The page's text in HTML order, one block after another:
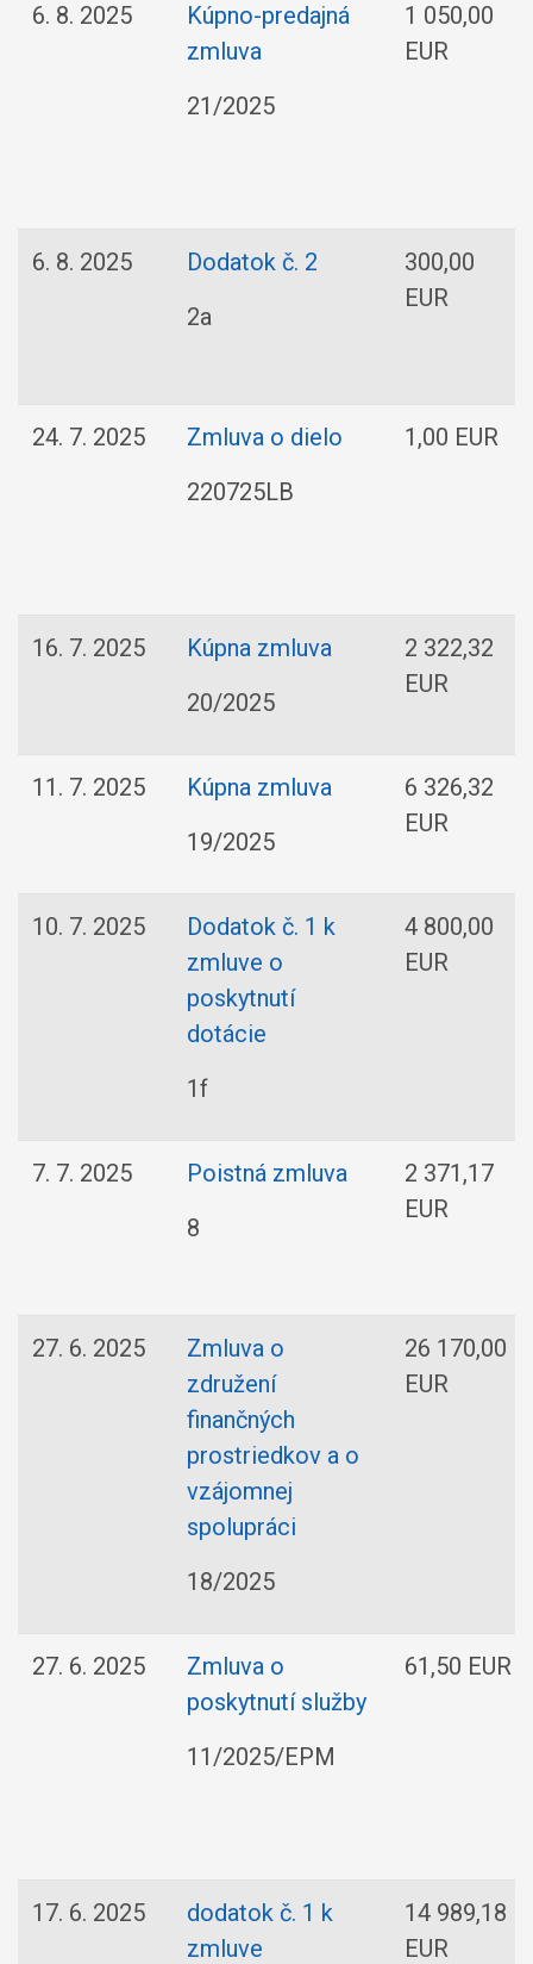
6. 8. 2025
Kúpno-predajná
zmluva
21/2025
1 050,00
EUR
6. 8. 2025
Dodatok č. 2
2a
300,00
EUR
24. 7. 2025
Zmluva o dielo
220725LB
1,00 EUR
16. 7. 2025
Kúpna zmluva
20/2025
2 322,32
EUR
11. 7. 2025
Kúpna zmluva
19/2025
6 326,32
EUR
10. 7. 2025
Dodatok č. 1 k
zmluve o
poskytnutí
dotácie
1f
4 800,00
EUR
7. 7. 2025
Poistná zmluva
8
2 371,17
EUR
27. 6. 2025
Zmluva o
združení
finančných
prostriedkov a o
vzájomnej
spolupráci
18/2025
26 170,00
EUR
27. 6. 2025
Zmluva o
poskytnutí služby
11/2025/EPM
61,50 EUR
17. 6. 2025
dodatok č. 1 k
zmluve
14 989,18
EUR